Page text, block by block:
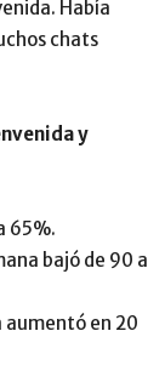
Había
chats
y
65%.
bajó de 90 a
aumentó en 20